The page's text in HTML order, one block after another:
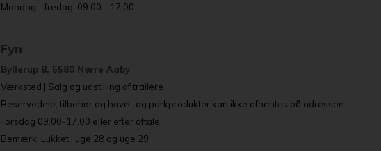
Mandag - fredag: 09:00 - 17:00
Fyn
Byllerup 8, 5580 Nørre Aaby
Værksted | Salg og udstilling af trailere
Reservedele, tilbehør og have- og parkprodukter kan ikke afhentes på adressen
Torsdag 09.00-17.00 eller efter aftale
Bemærk: Lukket i uge 28 og uge 29